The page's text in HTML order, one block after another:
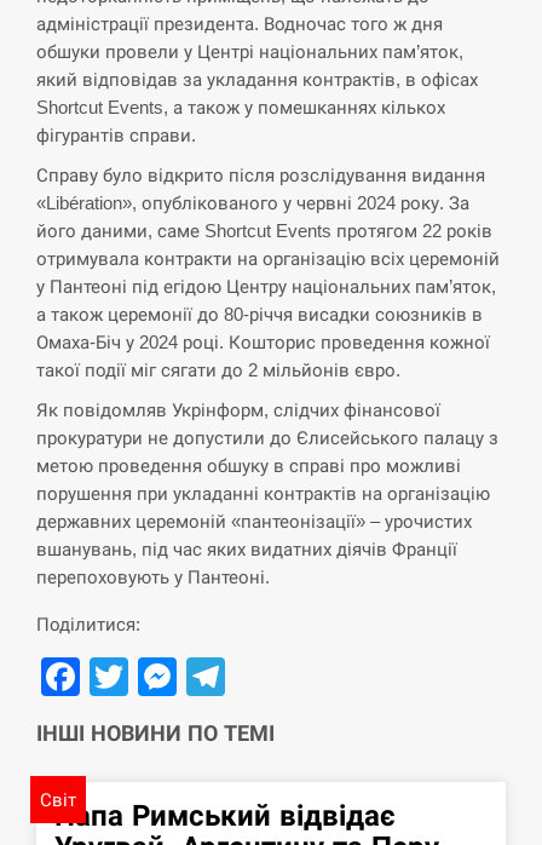
адміністрації президента. Водночас того ж дня
обшуки провели у Центрі національних пам’яток,
який відповідав за укладання контрактів, в офісах
Shortcut Events, а також у помешканнях кількох
фігурантів справи.
Справу було відкрито після розслідування видання
«Libération», опублікованого у червні 2024 року. За
його даними, саме Shortcut Events протягом 22 років
отримувала контракти на організацію всіх церемоній
у Пантеоні під егідою Центру національних пам’яток,
а також церемонії до 80-річчя висадки союзників в
Омаха-Біч у 2024 році. Кошторис проведення кожної
такої події міг сягати до 2 мільйонів євро.
Як повідомляв Укрінформ, слідчих фінансової
прокуратури не допустили до Єлисейського палацу з
метою проведення обшуку в справі про можливі
порушення при укладанні контрактів на організацію
державних церемоній «пантеонізації» – урочистих
вшанувань, під час яких видатних діячів Франції
перепоховують у Пантеоні.
Поділитися:
Facebook
TwitterMessenger
ІНШІ НОВИНИ ПО ТЕМІ
Світ
Папа Римський відвідає